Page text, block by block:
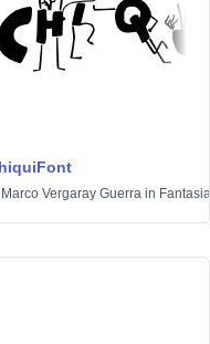
Marco Vergaray Guerra in Fantasia